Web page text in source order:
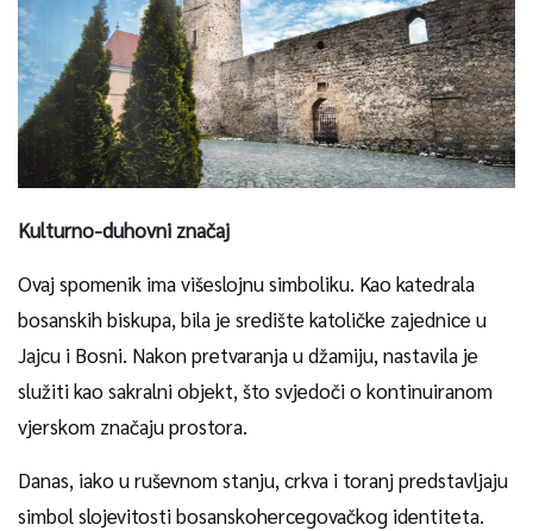
Kulturno-duhovni značaj
Ovaj spomenik ima višeslojnu simboliku. Kao katedrala
bosanskih biskupa, bila je središte katoličke zajednice u
Jajcu i Bosni. Nakon pretvaranja u džamiju, nastavila je
služiti kao sakralni objekt, što svjedoči o kontinuiranom
vjerskom značaju prostora.
Danas, iako u ruševnom stanju, crkva i toranj predstavljaju
simbol slojevitosti bosanskohercegovačkog identiteta.